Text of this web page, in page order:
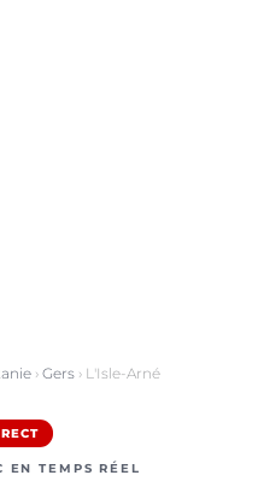
› Gers › L'Isle-Arné
EN TEMPS RÉEL